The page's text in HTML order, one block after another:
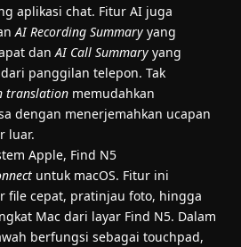
aplikasi chat. Fitur AI juga
AI Recording Summary yang
dan AI Call Summary yang
panggilan telepon. Tak
translation memudahkan
dengan menerjemahkan ucapan
luar.
Apple, Find N5
untuk macOS. Fitur ini
file cepat, pratinjau foto, hingga
Mac dari layar Find N5. Dalam
berfungsi sebagai touchpad,